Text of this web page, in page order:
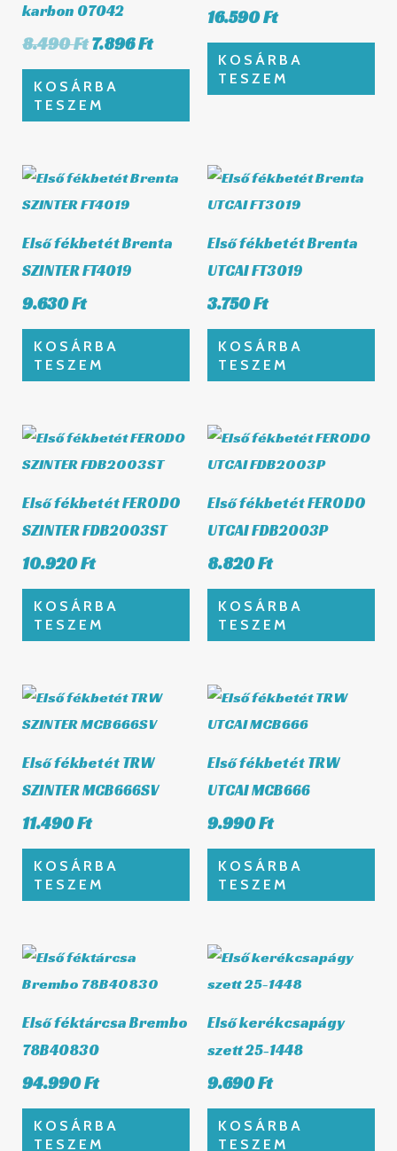
karbon 07042
8.490Ft7.896Ft
KOSÁRBA
TESZEM
16.590Ft
KOSÁRBA
TESZEM
Első fékbetét Brenta
SZINTER FT4019
9.630Ft
KOSÁRBA
TESZEM
Első fékbetét Brenta
UTCAI FT3019
3.750Ft
KOSÁRBA
TESZEM
Első fékbetét FERODO
SZINTER FDB2003ST
10.920Ft
KOSÁRBA
TESZEM
Első fékbetét FERODO
UTCAI FDB2003P
8.820Ft
KOSÁRBA
TESZEM
Első fékbetét TRW
SZINTER MCB666SV
11.490Ft
KOSÁRBA
TESZEM
Első fékbetét TRW
UTCAI MCB666
9.990Ft
KOSÁRBA
TESZEM
Első féktárcsa Brembo
78B40830
94.990Ft
KOSÁRBA
TESZEM
Első kerékcsapágy
szett 25-1448
9.690Ft
KOSÁRBA
TESZEM